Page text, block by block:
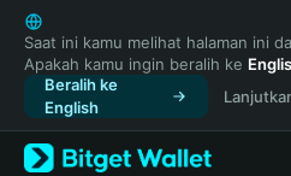
English
日本語
Tiếng Việt
Русский
Español (Latinoamérica)
Türkçe
Saat ini kamu melihat halaman ini
Apakah kamu ingin beralih ke
Beralih ke
English